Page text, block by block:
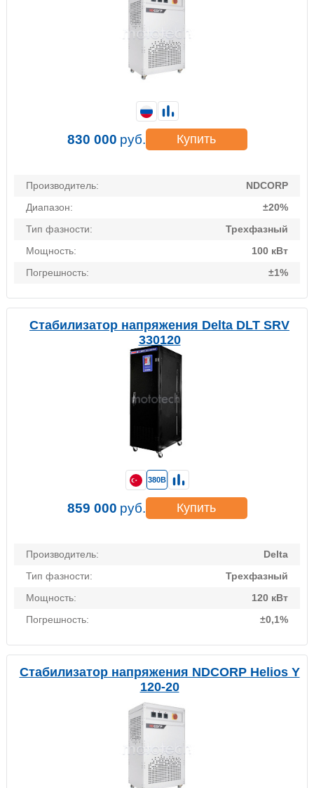
Производитель:
NDCORP
Диапазон:
±20%
Тип фазности:
Трехфазный
Мощность:
100 кВт
Погрешность:
±1%
830 000 руб. Купить
Стабилизатор напряжения Delta DLT SRV
330120
Производитель:
Delta
Тип фазности:
Трехфазный
Мощность:
120 кВт
Погрешность:
±0,1%
380В
859 000 руб. Купить
Стабилизатор напряжения NDCORP Helios Y
120-20